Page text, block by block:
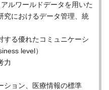
ルワールドデータを用いた
究におけるデータ管理、統
する優れたコミュニケーシ
level）
力
ション、医療情報の標準